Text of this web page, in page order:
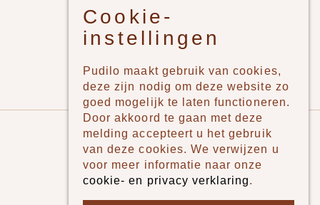
Jongens
Meisjes
Merken
Pudilo
Over ons
Algemene voorwaarden
Cookie-
instellingen
Pudilo maakt gebruik van cookies,
deze zijn nodig om deze website zo
goed mogelijk te laten functioneren.
Door akkoord te gaan met deze
melding accepteert u het gebruik
van deze cookies. We verwijzen u
voor meer informatie naar onze
cookie- en privacy verklaring.